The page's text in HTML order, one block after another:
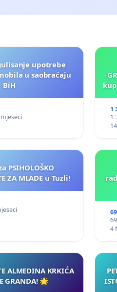
upotrebe
u saobraćaju
BiH
1
1
PSIHOLOŠKO
ZA MLADE u Tuzli!
4
ALMEDINA KRKIĆA
GRANDA! 🌟